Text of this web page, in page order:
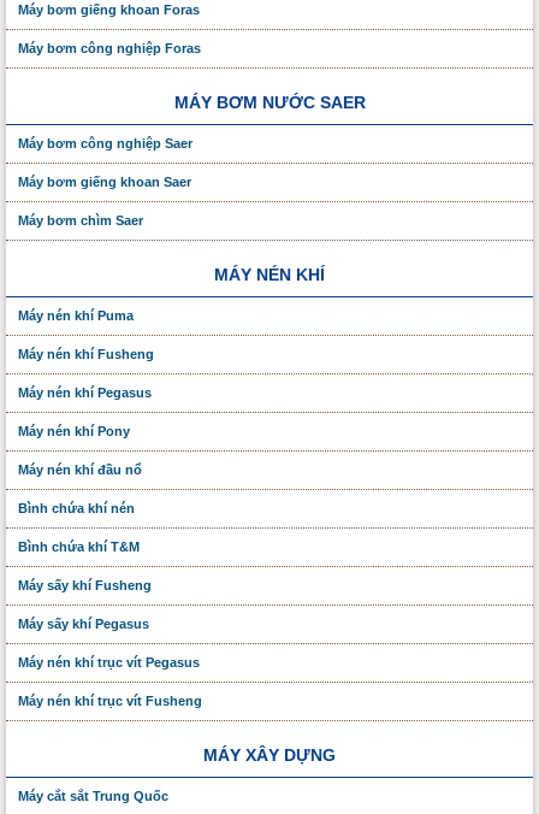
Máy bơm giếng khoan Foras
Máy bơm công nghiệp Foras
MÁY BƠM NƯỚC SAER
Máy bơm công nghiệp Saer
Máy bơm giếng khoan Saer
Máy bơm chìm Saer
MÁY NÉN KHÍ
Máy nén khí Puma
Máy nén khí Fusheng
Máy nén khí Pegasus
Máy nén khí Pony
Máy nén khí đầu nổ
Bình chứa khí nén
Bình chứa khí T&M
Máy sấy khí Fusheng
Máy sấy khí Pegasus
Máy nén khí trục vít Pegasus
Máy nén khí trục vít Fusheng
MÁY XÂY DỰNG
Máy cắt sắt Trung Quốc